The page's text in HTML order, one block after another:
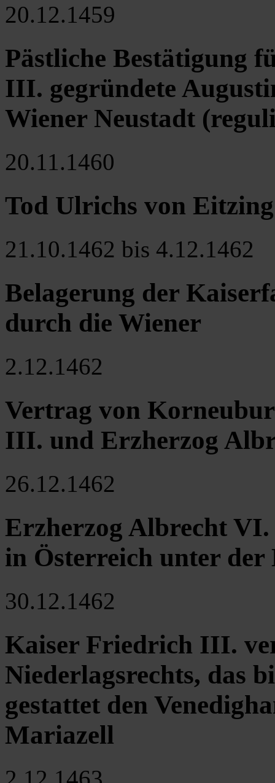
20.12.1459
Pästliche Bestätigung
III. gegründete
Wiener Neustadt
20.11.1460
Tod Ulrichs von
21.10.1462 bis 4.12.1462
Belagerung der
durch die Wiener
2.12.1462
Vertrag von
III. und Erzherzog
26.12.1462
Erzherzog Albrecht
in Österreich unter der
30.12.1462
Kaiser Friedrich III.
Niederlagsrechts, das
gestattet den
Mariazell